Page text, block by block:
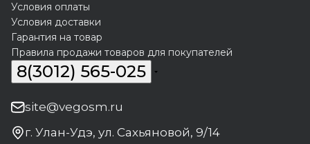
Условия оплаты
Условия доставки
Гарантия на товар
Правила продажи товаров для покупателей
8(3012) 565-025
site@vegosm.ru
г. Улан-Удэ, ул. Сахьяновой, 9/14